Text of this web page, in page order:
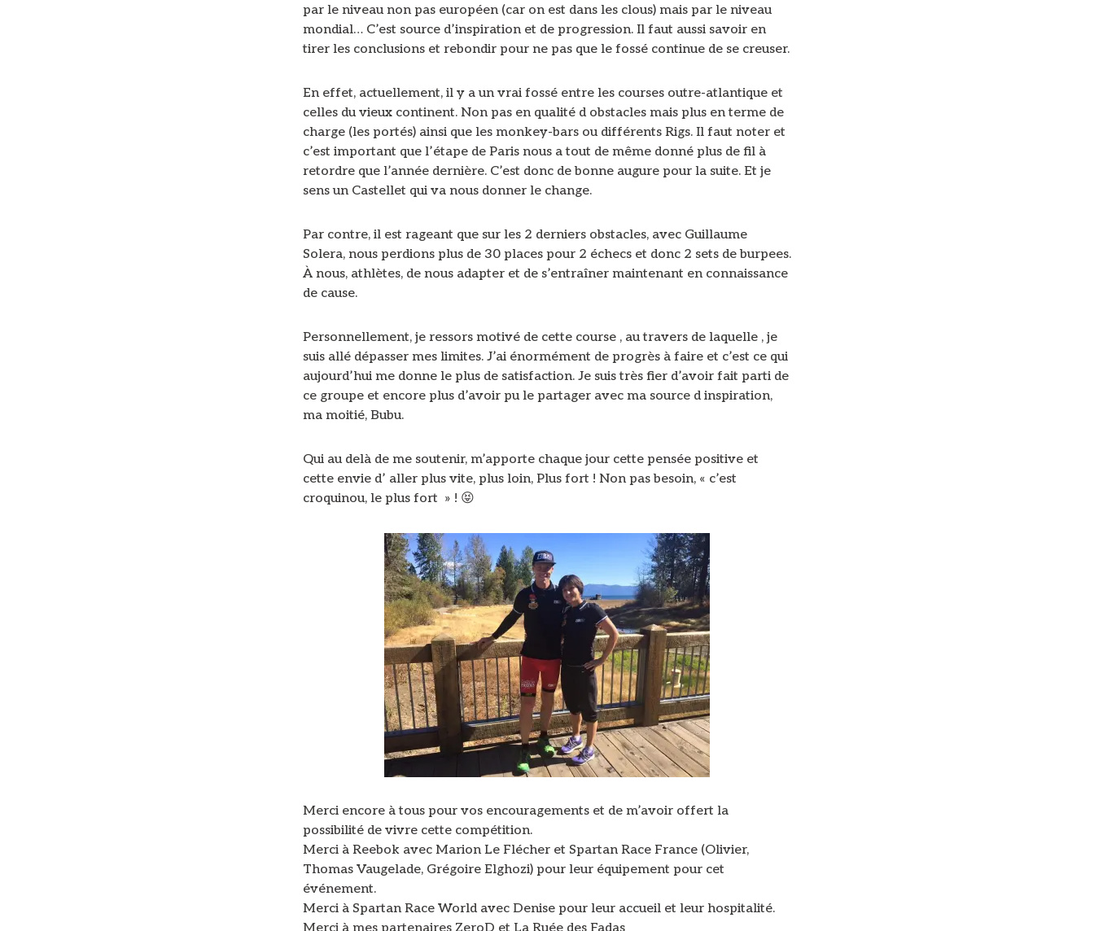
par le niveau non pas européen (car on est dans les clous) mais par le niveau
mondial… C’est source d’inspiration et de progression. Il faut aussi savoir en
tirer les conclusions et rebondir pour ne pas que le fossé continue de se creuser.
En effet, actuellement, il y a un vrai fossé entre les courses outre-atlantique et
celles du vieux continent. Non pas en qualité d obstacles mais plus en terme de
charge (les portés) ainsi que les monkey-bars ou différents Rigs. Il faut noter et
c’est important que l’étape de Paris nous a tout de même donné plus de fil à
retordre que l’année dernière. C’est donc de bonne augure pour la suite. Et je
sens un Castellet qui va nous donner le change.
Par contre, il est rageant que sur les 2 derniers obstacles, avec Guillaume
Solera, nous perdions plus de 30 places pour 2 échecs et donc 2 sets de burpees.
À nous, athlètes, de nous adapter et de s’entraîner maintenant en connaissance
de cause.
Personnellement, je ressors motivé de cette course , au travers de laquelle , je
suis allé dépasser mes limites. J’ai énormément de progrès à faire et c’est ce qui
aujourd’hui me donne le plus de satisfaction. Je suis très fier d’avoir fait parti de
ce groupe et encore plus d’avoir pu le partager avec ma source d inspiration,
ma moitié, Bubu.
Qui au delà de me soutenir, m’apporte chaque jour cette pensée positive et
cette envie d’ aller plus vite, plus loin, Plus fort ! Non pas besoin, « c’est
croquinou, le plus fort » ! 😝
Merci encore à tous pour vos encouragements et de m’avoir offert la
possibilité de vivre cette compétition.
Merci à Reebok avec Marion Le Flécher et Spartan Race France (Olivier,
Thomas Vaugelade, Grégoire Elghozi) pour leur équipement pour cet
événement.
Merci à Spartan Race World avec Denise pour leur accueil et leur hospitalité.